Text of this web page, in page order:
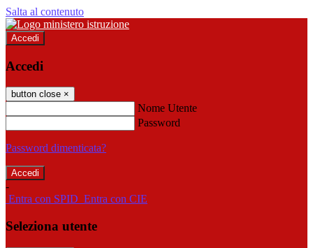
Salta al contenuto
Accedi
Accedi
button close ×
Nome Utente
Password
Password dimenticata?
-
Entra con SPID Entra con CIE
Seleziona utente